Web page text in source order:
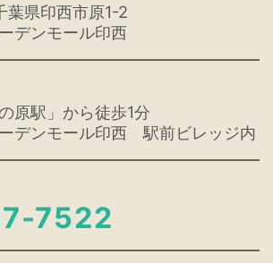
県印西市原1-2
デンモール印西
原駅」から徒歩1分
デンモール印西 駅前ビレッジ内
7522